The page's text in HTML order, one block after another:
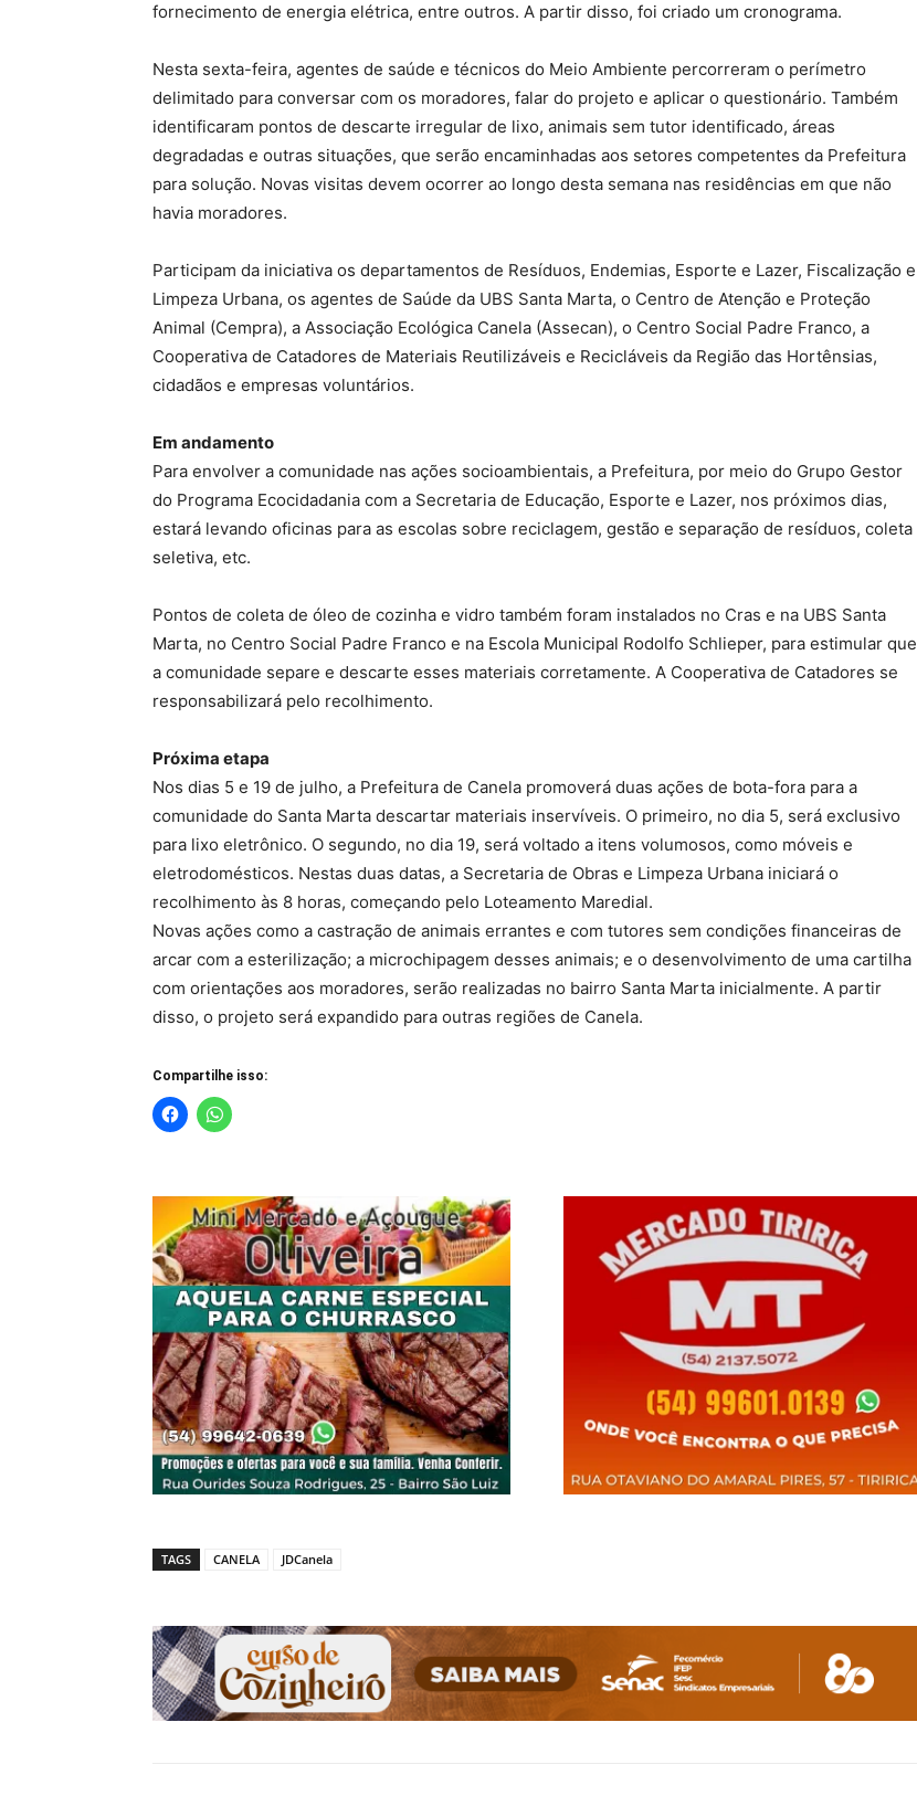
fornecimento de energia elétrica, entre outros. A partir disso, foi criado um cronograma.
Nesta sexta-feira, agentes de saúde e técnicos do Meio Ambiente percorreram o perímetro
delimitado para conversar com os moradores, falar do projeto e aplicar o questionário. Também
identificaram pontos de descarte irregular de lixo, animais sem tutor identificado, áreas
degradadas e outras situações, que serão encaminhadas aos setores competentes da Prefeitura
para solução. Novas visitas devem ocorrer ao longo desta semana nas residências em que não
havia moradores.
Participam da iniciativa os departamentos de Resíduos, Endemias, Esporte e Lazer, Fiscalização e
Limpeza Urbana, os agentes de Saúde da UBS Santa Marta, o Centro de Atenção e Proteção
Animal (Cempra), a Associação Ecológica Canela (Assecan), o Centro Social Padre Franco, a
Cooperativa de Catadores de Materiais Reutilizáveis e Recicláveis da Região das Hortênsias,
cidadãos e empresas voluntários.
Em andamento
Para envolver a comunidade nas ações socioambientais, a Prefeitura, por meio do Grupo Gestor
do Programa Ecocidadania com a Secretaria de Educação, Esporte e Lazer, nos próximos dias,
estará levando oficinas para as escolas sobre reciclagem, gestão e separação de resíduos, coleta
seletiva, etc.
Pontos de coleta de óleo de cozinha e vidro também foram instalados no Cras e na UBS Santa
Marta, no Centro Social Padre Franco e na Escola Municipal Rodolfo Schlieper, para estimular que
a comunidade separe e descarte esses materiais corretamente. A Cooperativa de Catadores se
responsabilizará pelo recolhimento.
Próxima etapa
Nos dias 5 e 19 de julho, a Prefeitura de Canela promoverá duas ações de bota-fora para a
comunidade do Santa Marta descartar materiais inservíveis. O primeiro, no dia 5, será exclusivo
para lixo eletrônico. O segundo, no dia 19, será voltado a itens volumosos, como móveis e
eletrodomésticos. Nestas duas datas, a Secretaria de Obras e Limpeza Urbana iniciará o
recolhimento às 8 horas, começando pelo Loteamento Maredial.
Novas ações como a castração de animais errantes e com tutores sem condições financeiras de
arcar com a esterilização; a microchipagem desses animais; e o desenvolvimento de uma cartilha
com orientações aos moradores, serão realizadas no bairro Santa Marta inicialmente. A partir
disso, o projeto será expandido para outras regiões de Canela.
Compartilhe isso:
TAGS CANELA JDCanela